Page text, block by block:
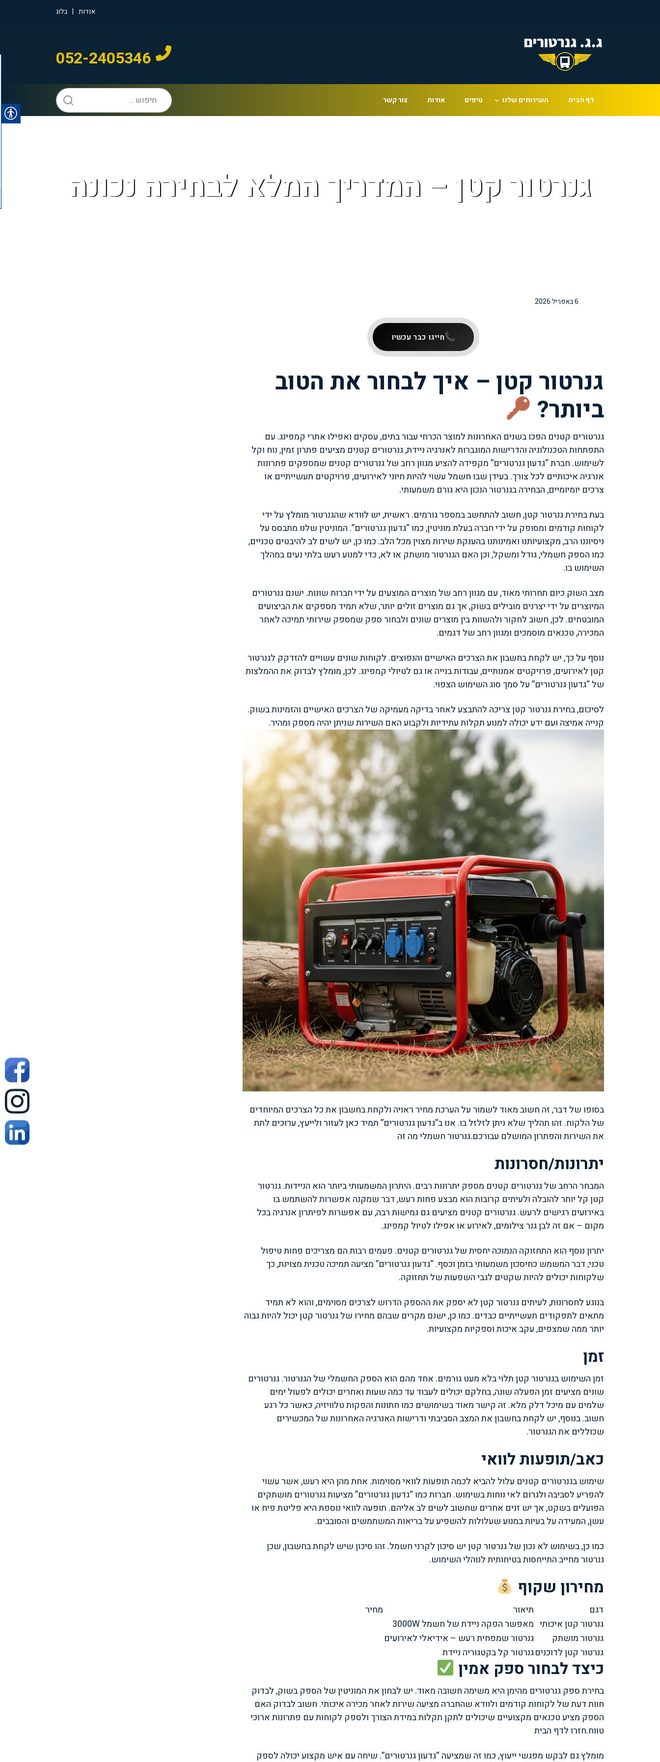
אודות בלוג
052-2405346
דף הבית השירותים שלנו טיפים אודות צור קשר חיפוש:
גנרטור קטן – המדריך המלא לבחירה נכונה
6 באפריל 2026
חייגו כבר עכשיו
גנרטור קטן – איך לבחור את הטוב
ביותר?
גנרטורים קטנים הפכו בשנים האחרונות למוצר הכרחי עבור בתים, עסקים ואפילו אתרי קמפינג. עם
התפתחות הטכנולוגיה והדרישות המוגברות לאנרגיה ניידת, גנרטורים קטנים מציעים פתרון זמין, נוח וקל
לשימוש. חברת “גדעון גנרטורים” מקפידה להציע מגוון רחב של גנרטורים קטנים שמספקים פתרונות
אנרגיה איכותיים לכל צורך. בעידן שבו חשמל עשוי להיות חיוני לאירועים, פרויקטים תעשייתיים או
צרכים יומיומיים, הבחירה בגנרטור הנכון היא גורם משמעותי.
בעת בחירת גנרטור קטן, חשוב להתחשב במספר גורמים. ראשית, יש לוודא שהגנרטור מומלץ על ידי
לקוחות קודמים ומסופק על ידי חברה בעלת מוניטין, כמו “גדעון גנרטורים”. המוניטין שלנו מתבסס על
ניסיוננו הרב, מקצועיותנו ואמינותנו בהענקת שירות מצוין מכל הלב. כמו כן, יש לשים לב להיבטים טכניים,
כמו הספק חשמלי, גודל ומשקל, וכן האם הגנרטור מושתק או לא, כדי למנוע רעש בלתי נעים במהלך
השימוש בו.
מצב השוק כיום תחרותי מאוד, עם מגוון רחב של מוצרים המוצעים על ידי חברות שונות. ישנם גנרטורים
המיוצרים על ידי יצרנים מובילים בשוק, אך גם מוצרים זולים יותר, שלא תמיד מספקים את הביצועים
המובטחים. לכן, חשוב לחקור ולהשוות בין מוצרים שונים ולבחור ספק שמספק שירותי תמיכה לאחר
המכירה, טכנאים מוסמכים ומגוון רחב של דגמים.
נוסף על כך, יש לקחת בחשבון את הצרכים האישיים והנפוצים. לקוחות שונים עשויים להזדקק לגנרטור
קטן לאירועים, פרויקטים אמנותיים, עבודות בנייה או גם לטיולי קמפינג. לכן, מומלץ לבדוק את ההמלצות
של “גדעון גנרטורים” על סמך סוג השימוש הצפוי.
לסיכום, בחירת גנרטור קטן צריכה להתבצע לאחר בדיקה מעמיקה של הצרכים האישיים והזמינות בשוק.
קנייה אמיצה ועם ידע יכולה למנוע תקלות עתידיות ולקבוע האם השירות שניתן יהיה מספק ומהיר.
בסופו של דבר, זה חשוב מאוד לשמור על הערכת מחיר ראויה ולקחת בחשבון את כל הצרכים המיוחדים
של הלקוח. זהו תהליך שלא ניתן לזלזל בו. אנו ב”גדעון גנרטורים” תמיד כאן לעזור ולייעץ, ערוכים לתת
את השירות והפתרון המושלם עבורכם.גנרטור חשמלי מה זה
יתרונות/חסרונות
המבחר הרחב של גנרטורים קטנים מספק יתרונות רבים. היתרון המשמעותי ביותר הוא הניידות. גנרטור
קטן קל יותר להובלה ולעיתים קרובות הוא מבצע פחות רעש, דבר שמקנה אפשרות להשתמש בו
באירועים רגישים לרעש. גנרטורים קטנים מציעים גם גמישות רבה, עם אפשרות לפיתרון אנרגיה בכל
מקום – אם זה לבן גנר צילומים, לאירוע או אפילו לטיול קמפינג.
יתרון נוסף הוא התחזוקה הנמוכה יחסית של גנרטורים קטנים. פעמים רבות הם מצריכים פחות טיפול
טכני, דבר המשמש כחיסכון משמעותי בזמן וכסף. “גדעון גנרטורים” מציעה תמיכה טכנית מצוינת, כך
שלקוחות יכולים להיות שקטים לגבי השפעות של תחזוקה.
בנוגע לחסרונות, לעיתים גנרטור קטן לא יספק את ההספק הדרוש לצרכים מסוימים, והוא לא תמיד
מתאים לתפקודים תעשייתיים כבדים. כמו כן, ישנם מקרים שבהם מחירו של גנרטור קטן יכול להיות גבוה
יותר ממה שמצפים, עקב איכות וספקיות מקצועיות.
זמן
זמן השימוש בגנרטור קטן תלוי בלא מעט גורמים. אחד מהם הוא הספק החשמלי של הגנרטור. גנרטורים
שונים מציעים זמן הפעלה שונה, בחלקם יכולים לעבוד עד כמה שעות ואחרים יכולים לפעול ימים
שלמים עם מיכל דלק מלא. זה קישר מאוד בשימושים כמו חתונות והפקות טלוויזיה, כאשר כל רגע
חשוב. בנוסף, יש לקחת בחשבון את המצב הסביבתי ודרישות האנרגיה האחרונות של המכשירים
שכוללים את הגנרטור.
כאב/תופעות לוואי
שימוש בגנרטורים קטנים עלול להביא לכמה תופעות לוואי מסוימות. אחת מהן היא רעש, אשר עשוי
להפריע לסביבה ולגרום לאי נוחות בשימוש. חברות כמו “גדעון גנרטורים” מציעות גנרטורים מושתקים
הפועלים בשקט, אך יש זנים אחרים שחשוב לשים לב אליהם. תופעה לוואי נוספת היא פליטת פיח או
עשן, המעידה על בעיות במנוע שעלולות להשפיע על בריאות המשתמשים והסובבים.
כמו כן, בשימוש לא נכון של גנרטור קטן יש סיכון לקרני חשמל. זהו סיכון שיש לקחת בחשבון, שכן
גנרטור מחייב התייחסות בטיחותית לנוהלי השימוש.
מחירון שקוף
דגם תיאור
מחיר
גנרטור קטן איכותי מאפשר הפקה ניידת של חשמל 3000W
גנרטור מושתק
גנרטור שמפחית רעש – אידיאלי לאירועים
גנרטור קטן לדוכניםגנרטור קל בקטגוריה ניידת
כיצד לבחור ספק אמין
בחירת ספק גנרטורים מהימן היא משימה חשובה מאוד. יש לבחון את המוניטין של הספק בשוק, לבדוק
חוות דעת של לקוחות קודמים ולוודא שהחברה מציעה שירות לאחר מכירה איכותי. חשוב לבדוק האם
הספק מציע טכנאים מקצועיים שיכולים לתקן תקלות במידת הצורך ולספק לקוחות עם פתרונות ארוכי
טווח.חזרו לדף הבית
מומלץ גם לבקש מפגשי ייעוץ, כמו זה שמציעה “גדעון גנרטורים”. שיחה עם איש מקצוע יכולה לספק